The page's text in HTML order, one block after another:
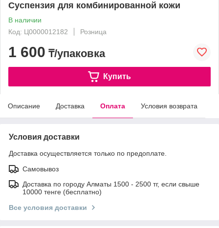
Суспензия для комбинированной кожи
В наличии
Код: Ц0000012182
Розница
1 600 ₸/упаковка
Купить
Описание Доставка Оплата Условия возврата
Условия доставки
Доставка осуществляется только по предоплате.
Самовывоз
Доставка по городу Алматы 1500 - 2500 тг, если свыше
10000 тенге (бесплатно)
Все условия доставки